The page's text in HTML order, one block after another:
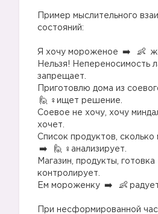
Пример мыслительного
состояний:
Я хочу мороженое
Нельзя! Непереносимость
запрещает.⠀
Приготовлю дома из
‍♀️ищет решение.⠀
Соевое не хочу, хочу
хочет.⠀
Список продуктов,
‍♀️анализирует.⠀
Магазин, продукты, готовка
контролирует.⠀
Ем мороженку
При несформированной